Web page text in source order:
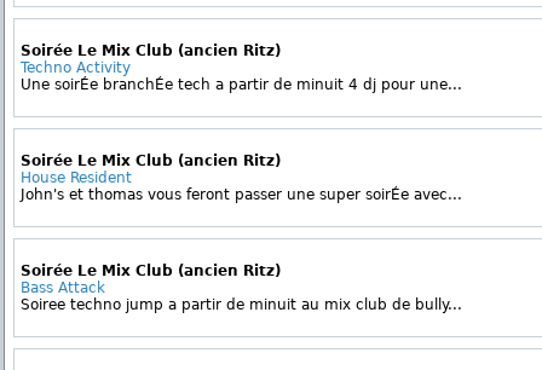
Soirée Le Mix Club (ancien Ritz)
Techno Activity
Une soirÉe branchÉe tech a partir de minuit 4 dj pour une...
Soirée Le Mix Club (ancien Ritz)
House Resident
John's et thomas vous feront passer une super soirÉe avec...
Soirée Le Mix Club (ancien Ritz)
Bass Attack
Soiree techno jump a partir de minuit au mix club de bully...